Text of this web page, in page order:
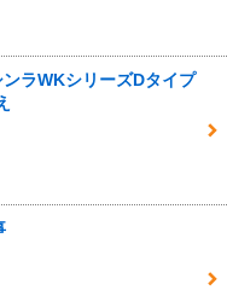
ラWKシリーズDタイプ